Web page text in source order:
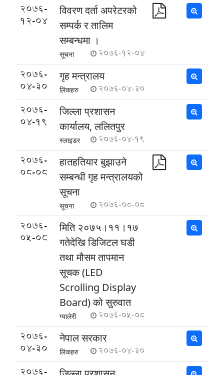
2076-
12-04
विवरण दर्ता अपरेटरको
सम्पर्क र तालिम
सम्बन्धमा ।
सूचना 2076-12-04
2076-
04-30
गृह मन्त्रालय
लिंकहरु 2076-04-30
2076-
04-19
जिल्ला प्रशासन
कार्यालय, ललितपुर
स्लाइडर 2076-04-19
2076-
08-08
हातहतियार बुझाउने
सम्बन्धी गृह मन्त्रालयको
सूचना
सूचना 2076-08-08
2076-
05-08
मिति २०७५।११।१७
गतेदेखि डिजिटल घडी
तथा मौसम तापमान
सूचक (LED
Scrolling Display
Board) को सुरुवात
ग्यालेरी 2076-05-08
2076-
04-30
नेपाल सरकार
लिंकहरु 2076-04-30
2076-